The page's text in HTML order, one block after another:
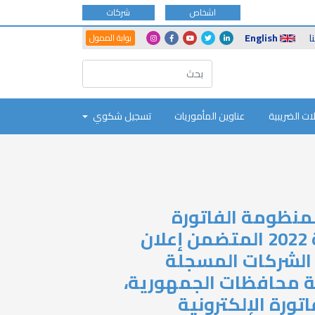
اشخاص شركات
English
Social
Icons
Another
Portals
بوابة الممول
الضريبية عناوين المأموريات تسجيل شكوي
الفاتورة
الإلكترونية رقم (323 ) لسنة 2022 المتضمن إعلان
الشركات المسجلة
محافظات الجمهورية،
الإلكترونية